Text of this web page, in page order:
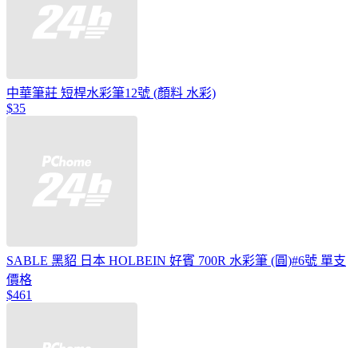
中華筆莊 短桿水彩筆12號 (顏料 水彩)
$35
SABLE 黑貂 日本 HOLBEIN 好賓 700R 水彩筆 (圓)#6號 單支
價格
$461